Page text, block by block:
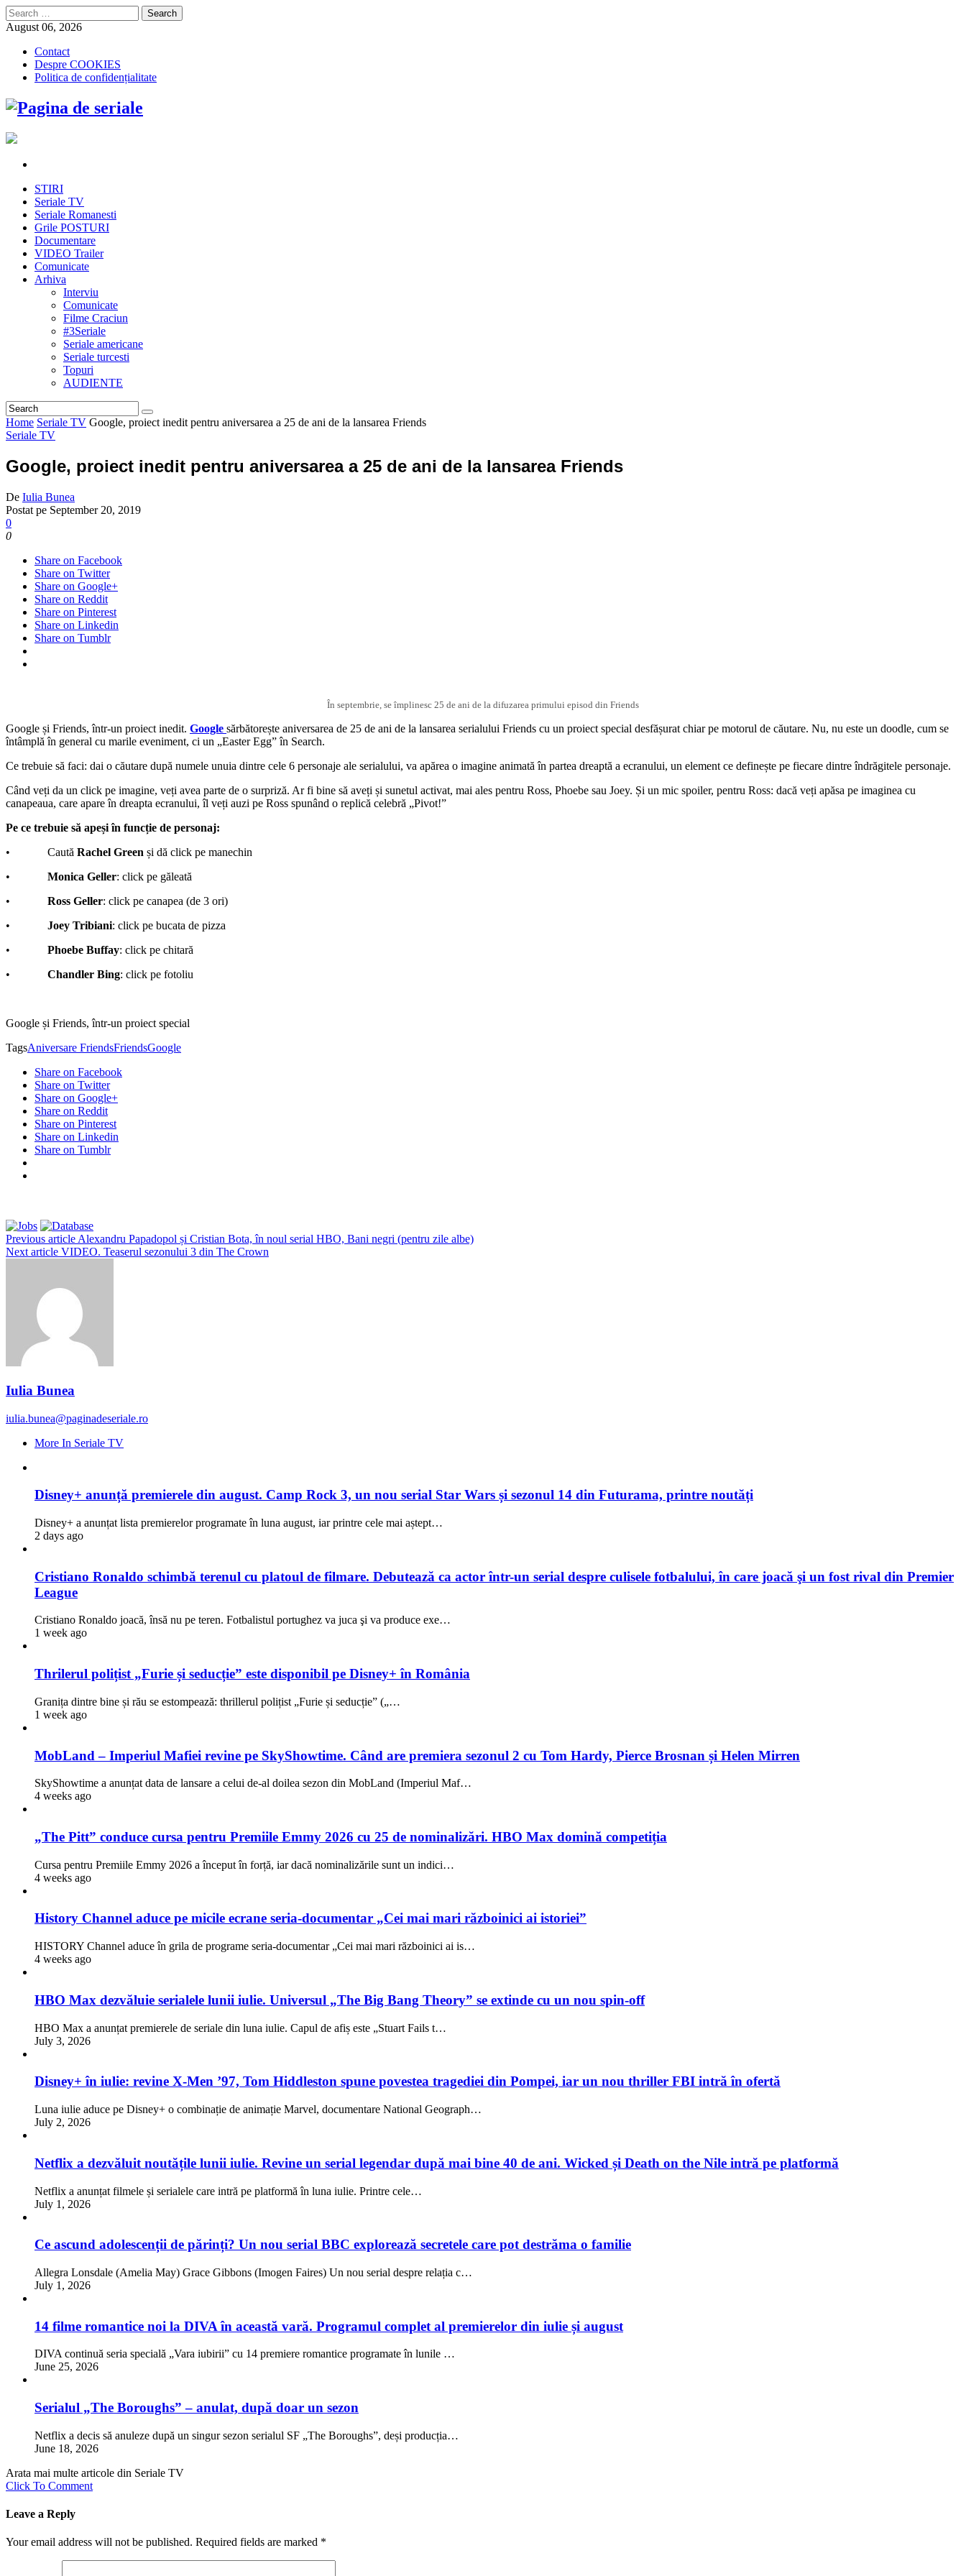
Search
for:
August 06, 2026
Contact
Despre COOKIES
Politica de confidențialitate
STIRI
Seriale TV
Seriale Romanesti
Grile POSTURI
Documentare
VIDEO Trailer
Comunicate
Arhiva
Interviu
Comunicate
Filme Craciun
#3Seriale
Seriale americane
Seriale turcesti
Topuri
AUDIENTE
Home Seriale TV Google, proiect inedit pentru aniversarea a 25 de ani de la lansarea Friends
Seriale TV
Google, proiect inedit pentru aniversarea a 25 de ani de la lansarea Friends
De Iulia Bunea
Postat pe September 20, 2019
0
0
Share on Facebook
Share on Twitter
Share on Google+
Share on Reddit
Share on Pinterest
Share on Linkedin
Share on Tumblr
În septembrie, se împlinesc 25 de ani de la difuzarea primului episod din Friends
Google și Friends, într-un proiect inedit. Google sărbătorește aniversarea de 25 de ani de la lansarea serialului Friends cu un proiect special desfășurat chiar pe motorul de căutare. Nu, nu este un doodle, cum se
întâmplă în general cu marile eveniment, ci un „Easter Egg” în Search.
Ce trebuie să faci: dai o căutare după numele unuia dintre cele 6 personaje ale serialului, va apărea o imagine animată în partea dreaptă a ecranului, un element ce definește pe fiecare dintre îndrăgitele personaje.
Când veți da un click pe imagine, veți avea parte de o surpriză. Ar fi bine să aveți și sunetul activat, mai ales pentru Ross, Phoebe sau Joey. Și un mic spoiler, pentru Ross: dacă veți apăsa pe imaginea cu
canapeaua, care apare în dreapta ecranului, îl veți auzi pe Ross spunând o replică celebră „Pivot!”
Pe ce trebuie să apeși în funcție de personaj:
• Caută Rachel Green și dă click pe manechin
• Monica Geller: click pe găleată
• Ross Geller: click pe canapea (de 3 ori)
•
Joey Tribiani: click pe bucata de pizza
• Phoebe Buffay: click pe chitară
• Chandler Bing: click pe fotoliu
Google și Friends, într-un proiect special
TagsAniversare FriendsFriendsGoogle
Share on Facebook
Share on Twitter
Share on Google+
Share on Reddit
Share on Pinterest
Share on Linkedin
Share on Tumblr
Previous article Alexandru Papadopol și Cristian Bota, în noul serial HBO, Bani negri (pentru zile albe)
Next article VIDEO. Teaserul sezonului 3 din The Crown
Iulia Bunea
iulia.bunea@paginadeseriale.ro
More In Seriale TV
Disney+ anunță premierele din august. Camp Rock 3, un nou serial Star Wars și sezonul 14 din Futurama, printre noutăți
Disney+ a anunțat lista premierelor programate în luna august, iar printre cele mai aștept…
2 days ago
Cristiano Ronaldo schimbă terenul cu platoul de filmare. Debutează ca actor într-un serial despre culisele fotbalului, în care joacă şi un fost rival din Premier
League
Cristiano Ronaldo joacă, însă nu pe teren. Fotbalistul portughez va juca şi va produce exe…
1 week ago
Thrilerul polițist „Furie și seducție” este disponibil pe Disney+ în România
Granița dintre bine și rău se estompează: thrillerul polițist „Furie și seducție” („…
1 week ago
MobLand – Imperiul Mafiei revine pe SkyShowtime. Când are premiera sezonul 2 cu Tom Hardy, Pierce Brosnan și Helen Mirren
SkyShowtime a anunțat data de lansare a celui de-al doilea sezon din MobLand (Imperiul Maf…
4 weeks ago
„The Pitt” conduce cursa pentru Premiile Emmy 2026 cu 25 de nominalizări. HBO Max domină competiția
Cursa pentru Premiile Emmy 2026 a început în forță, iar dacă nominalizările sunt un indici…
4 weeks ago
History Channel aduce pe micile ecrane seria-documentar „Cei mai mari războinici ai istoriei”
HISTORY Channel aduce în grila de programe seria-documentar „Cei mai mari războinici ai is…
4 weeks ago
HBO Max dezvăluie serialele lunii iulie. Universul „The Big Bang Theory” se extinde cu un nou spin-off
HBO Max a anunțat premierele de seriale din luna iulie. Capul de afiș este „Stuart Fails t…
July 3, 2026
Disney+ în iulie: revine X-Men ’97, Tom Hiddleston spune povestea tragediei din Pompei, iar un nou thriller FBI intră în ofertă
Luna iulie aduce pe Disney+ o combinație de animație Marvel, documentare National Geograph…
July 2, 2026
Netflix a dezvăluit noutățile lunii iulie. Revine un serial legendar după mai bine 40 de ani. Wicked și Death on the Nile intră pe platformă
Netflix a anunțat filmele și serialele care intră pe platformă în luna iulie. Printre cele…
July 1, 2026
Ce ascund adolescenții de părinți? Un nou serial BBC explorează secretele care pot destrăma o familie
Allegra Lonsdale (Amelia May) Grace Gibbons (Imogen Faires) Un nou serial despre relația c…
July 1, 2026
14 filme romantice noi la DIVA în această vară. Programul complet al premierelor din iulie și august
DIVA continuă seria specială „Vara iubirii” cu 14 premiere romantice programate în lunile …
June 25, 2026
Serialul „The Boroughs” – anulat, după doar un sezon
Netflix a decis să anuleze după un singur sezon serialul SF „The Boroughs”, deși producția…
June 18, 2026
Arata mai multe articole din Seriale TV
Click To Comment
Leave a Reply
Your email address will not be published. Required fields are marked *